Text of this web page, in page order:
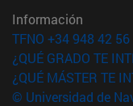
Información
TFNO +34 948 42 56
¿QUÉ GRADO TE
¿QUÉ MÁSTER TE
© Universidad de